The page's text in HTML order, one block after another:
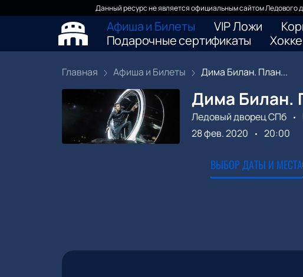
Данный ресурс не является официальным сайтом Ледового
Афиша и Билеты VIP Ложи
Подарочные сертификаты
Главная Афиша и Билеты Дима Билан. План...
Дима Билан.
Ледовый дворец СПб
28 фев. 2020
20:00
ВЫБОР ДАТЫ И МЕСТА